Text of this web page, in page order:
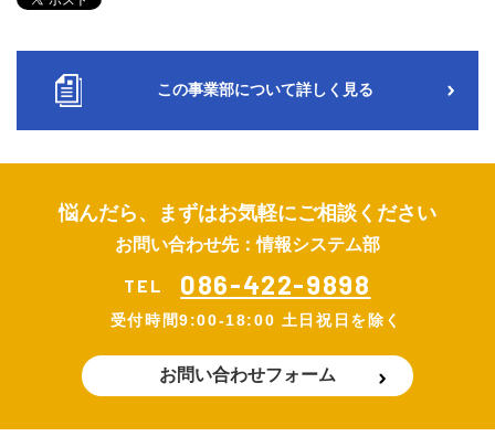
この事業部について詳しく見る
悩んだら、まずはお気軽にご相談ください
お問い合わせ先：情報システム部
TEL 086-422-9898
受付時間9:00-18:00 土日祝日を除く
お問い合わせフォーム